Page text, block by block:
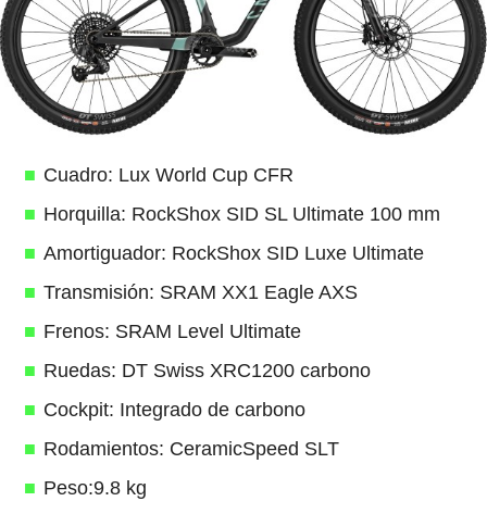
Cuadro: Lux World Cup CFR
Horquilla: RockShox SID SL Ultimate 100 mm
Amortiguador: RockShox SID Luxe Ultimate
Transmisión: SRAM XX1 Eagle AXS
Frenos: SRAM Level Ultimate
Ruedas: DT Swiss XRC1200 carbono
Cockpit: Integrado de carbono
Rodamientos: CeramicSpeed SLT
Peso:9.8 kg